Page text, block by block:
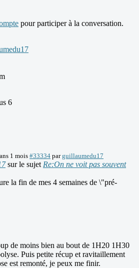
pour participer à la conversation.
6
1 mois #33334 parguillaumedu17
sur le sujet Re:On ne voit pas souvent
la fin de mes 4 semaines de \"pré-
de moins bien au bout de 1H20 1H30
Puis petite récup et ravitaillement
est remonté, je peux me finir.